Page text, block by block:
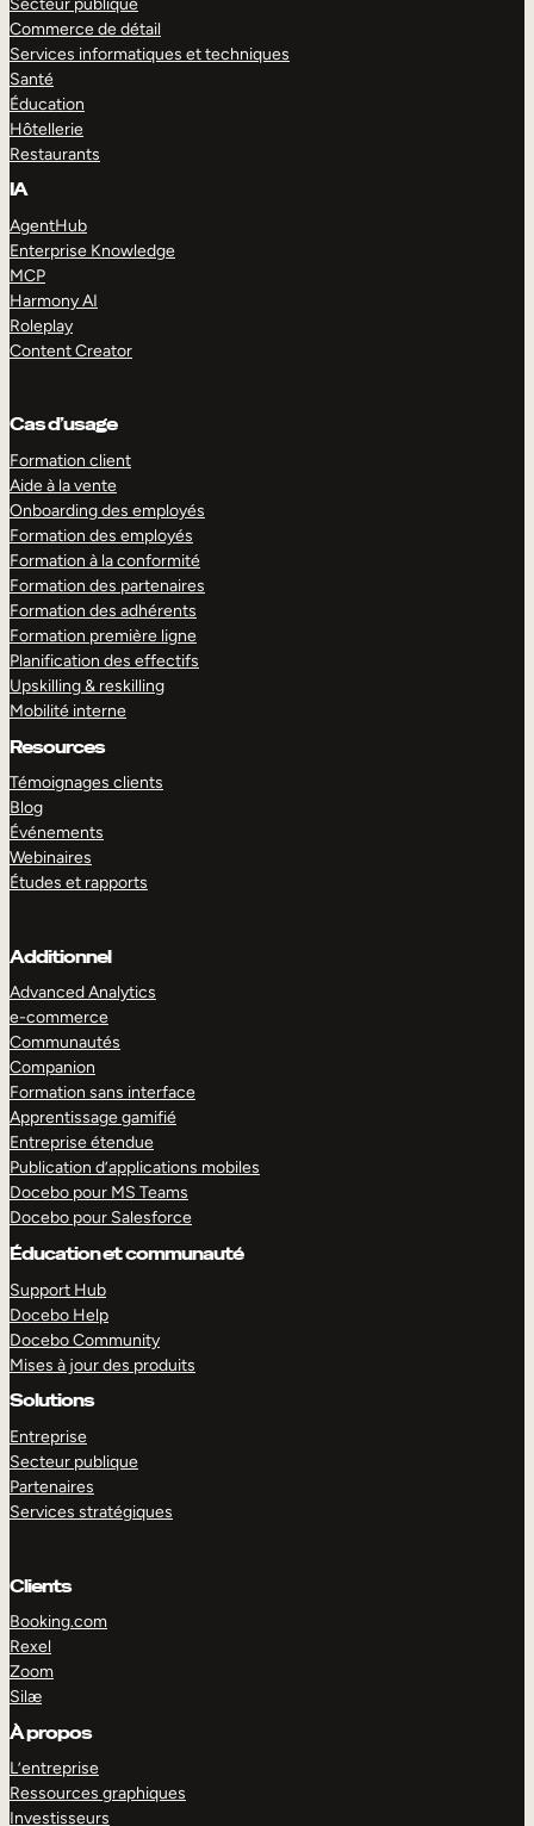
Commerce de détail
Services informatiques et techniques
Santé
Éducation
Hôtellerie
Restaurants
IA
AgentHub
Enterprise Knowledge
MCP
Harmony AI
Roleplay
Content Creator
Cas d’usage
Formation client
Aide à la vente
Onboarding des employés
Formation des employés
Formation à la conformité
Formation des partenaires
Formation des adhérents
Formation première ligne
Planification des effectifs
Upskilling & reskilling
Mobilité interne
Resources
Témoignages clients
Blog
Événements
Webinaires
Études et rapports
Additionnel
Advanced Analytics
e-commerce
Communautés
Companion
Formation sans interface
Apprentissage gamifié
Entreprise étendue
Publication d’applications mobiles
Docebo pour MS Teams
Docebo pour Salesforce
Éducation et communauté
Support Hub
Docebo Help
Docebo Community
Mises à jour des produits
Solutions
Entreprise
Secteur publique
Partenaires
Services stratégiques
Clients
Booking.com
Rexel
Zoom
Silæ
À propos
L’entreprise
Ressources graphiques
Investisseurs